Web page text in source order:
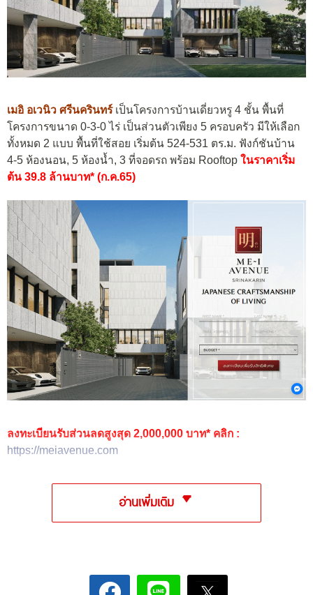
เมอิ อเวนิว ศรีนครินทร์ เป็นโครงการบ้านเดี่ยวหรู 4 ชั้น พื้นที่
โครงการขนาด 0-3-0 ไร่ เป็นส่วนตัวเพียง 5 ครอบครัว มีให้เลือก
ทั้งหมด 2 แบบ พื้นที่ใช้สอย เริ่มต้น 524-531 ตร.ม. ฟังก์ชันบ้าน
4-5 ห้องนอน, 5 ห้องน้ำ, 3 ที่จอดรถ พร้อม Rooftop ในราคาเริ่ม
ต้น 39.8 ล้านบาท* (ก.ค.65)
ลงทะเบียนรับส่วนลดสูงสุด 2,000,000 บาท* คลิก :
https://meiavenue.com
อ่านเพิ่มเติม